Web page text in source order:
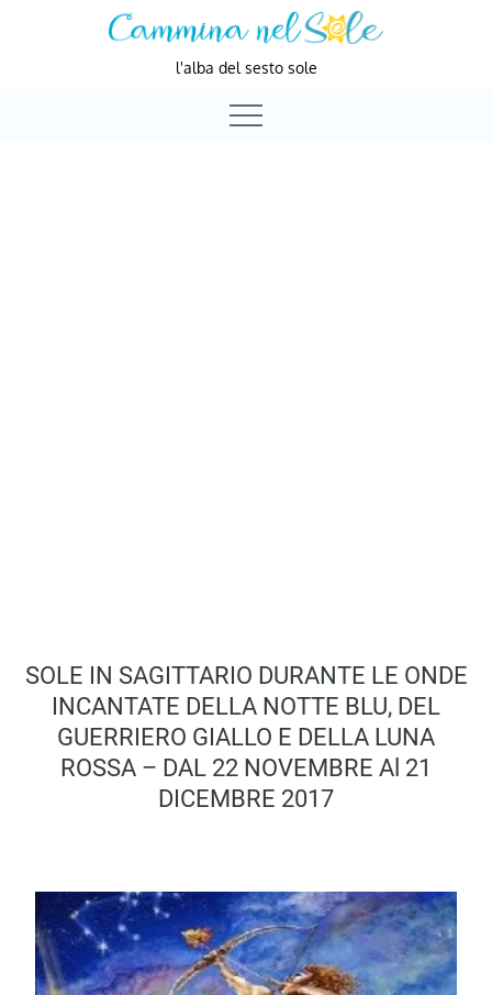
l'alba del sesto sole
SOLE IN SAGITTARIO DURANTE LE ONDE
INCANTATE DELLA NOTTE BLU, DEL
GUERRIERO GIALLO E DELLA LUNA
ROSSA – DAL 22 NOVEMBRE Al 21
DICEMBRE 2017